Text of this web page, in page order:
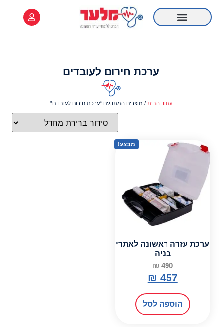
לתוכן
ערכת חירום לעובדים
עמוד הבית / מוצרים המתויגים “ערכת חירום לעובדים”
מבצע!
ערכת עזרה ראשונה לאתרי
בניה
₪490
₪ 457
הוספה לסל